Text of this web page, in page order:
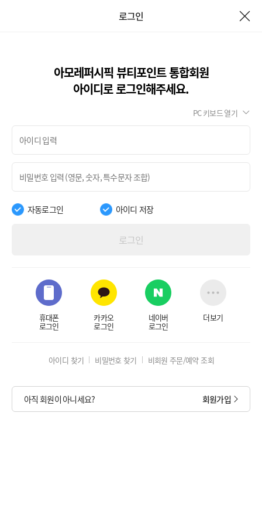
로그인
아모레퍼시픽 뷰티포인트 통합회원
아이디로 로그인해주세요.
PC 키보드 열기
자동로그인 아이디 저장
로그인
휴대폰
로그인
카카오
로그인
네이버
로그인
더보기
아이디 찾기 비밀번호 찾기 비회원 주문/예약 조회
아직 회원이 아니세요? 회원가입